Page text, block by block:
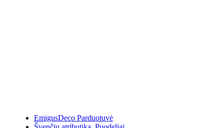
EmigusDeco Parduotuvė